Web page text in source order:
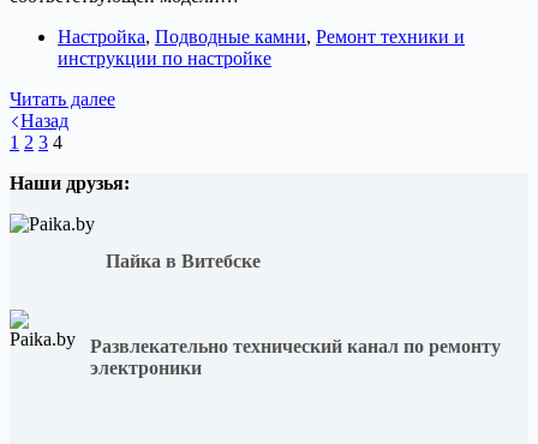
Настройка, Подводные камни, Ремонт техники и
инструкции по настройке
Читать далееКак
ThinkVantage
Назад
1 2 3 4
Наши друзья:
Пайка в Витебске
Развлекательно технический канал по ремонту
электроники